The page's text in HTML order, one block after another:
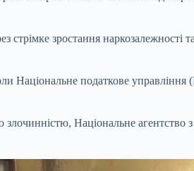
зростання
податкове управління
Національне